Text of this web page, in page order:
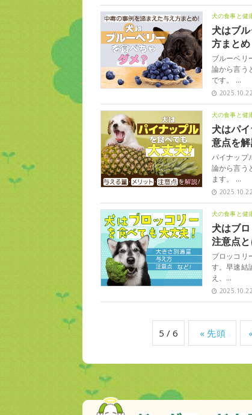
犬の食事と健
犬はブ
方まとめ
ブルーベリ
論から言う
です。 …
2025.10.22
犬の食事と健
犬はパ
意点を解
パイナップ
論から言う
ます。 …
2025.10.22
犬の食事と健
犬はブ
注意点と
ブロッコリ
す。早速結
え、…
2025.10.22
5 / 6 « 先頭